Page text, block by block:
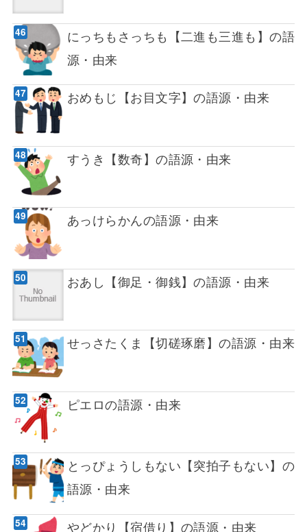
にっちもさっちも【二進も三進も】の語
源・由来
おめもじ【お目文字】の語源・由来
すうき【数奇】の語源・由来
あっけらかんの語源・由来
おあし【御足・御銭】の語源・由来
せっさたくま【切磋琢磨】の語源・由来
ピエロの語源・由来
とっぴょうしもない【突拍子もない】の
語源・由来
やどかり【宿借り】の語源・由来